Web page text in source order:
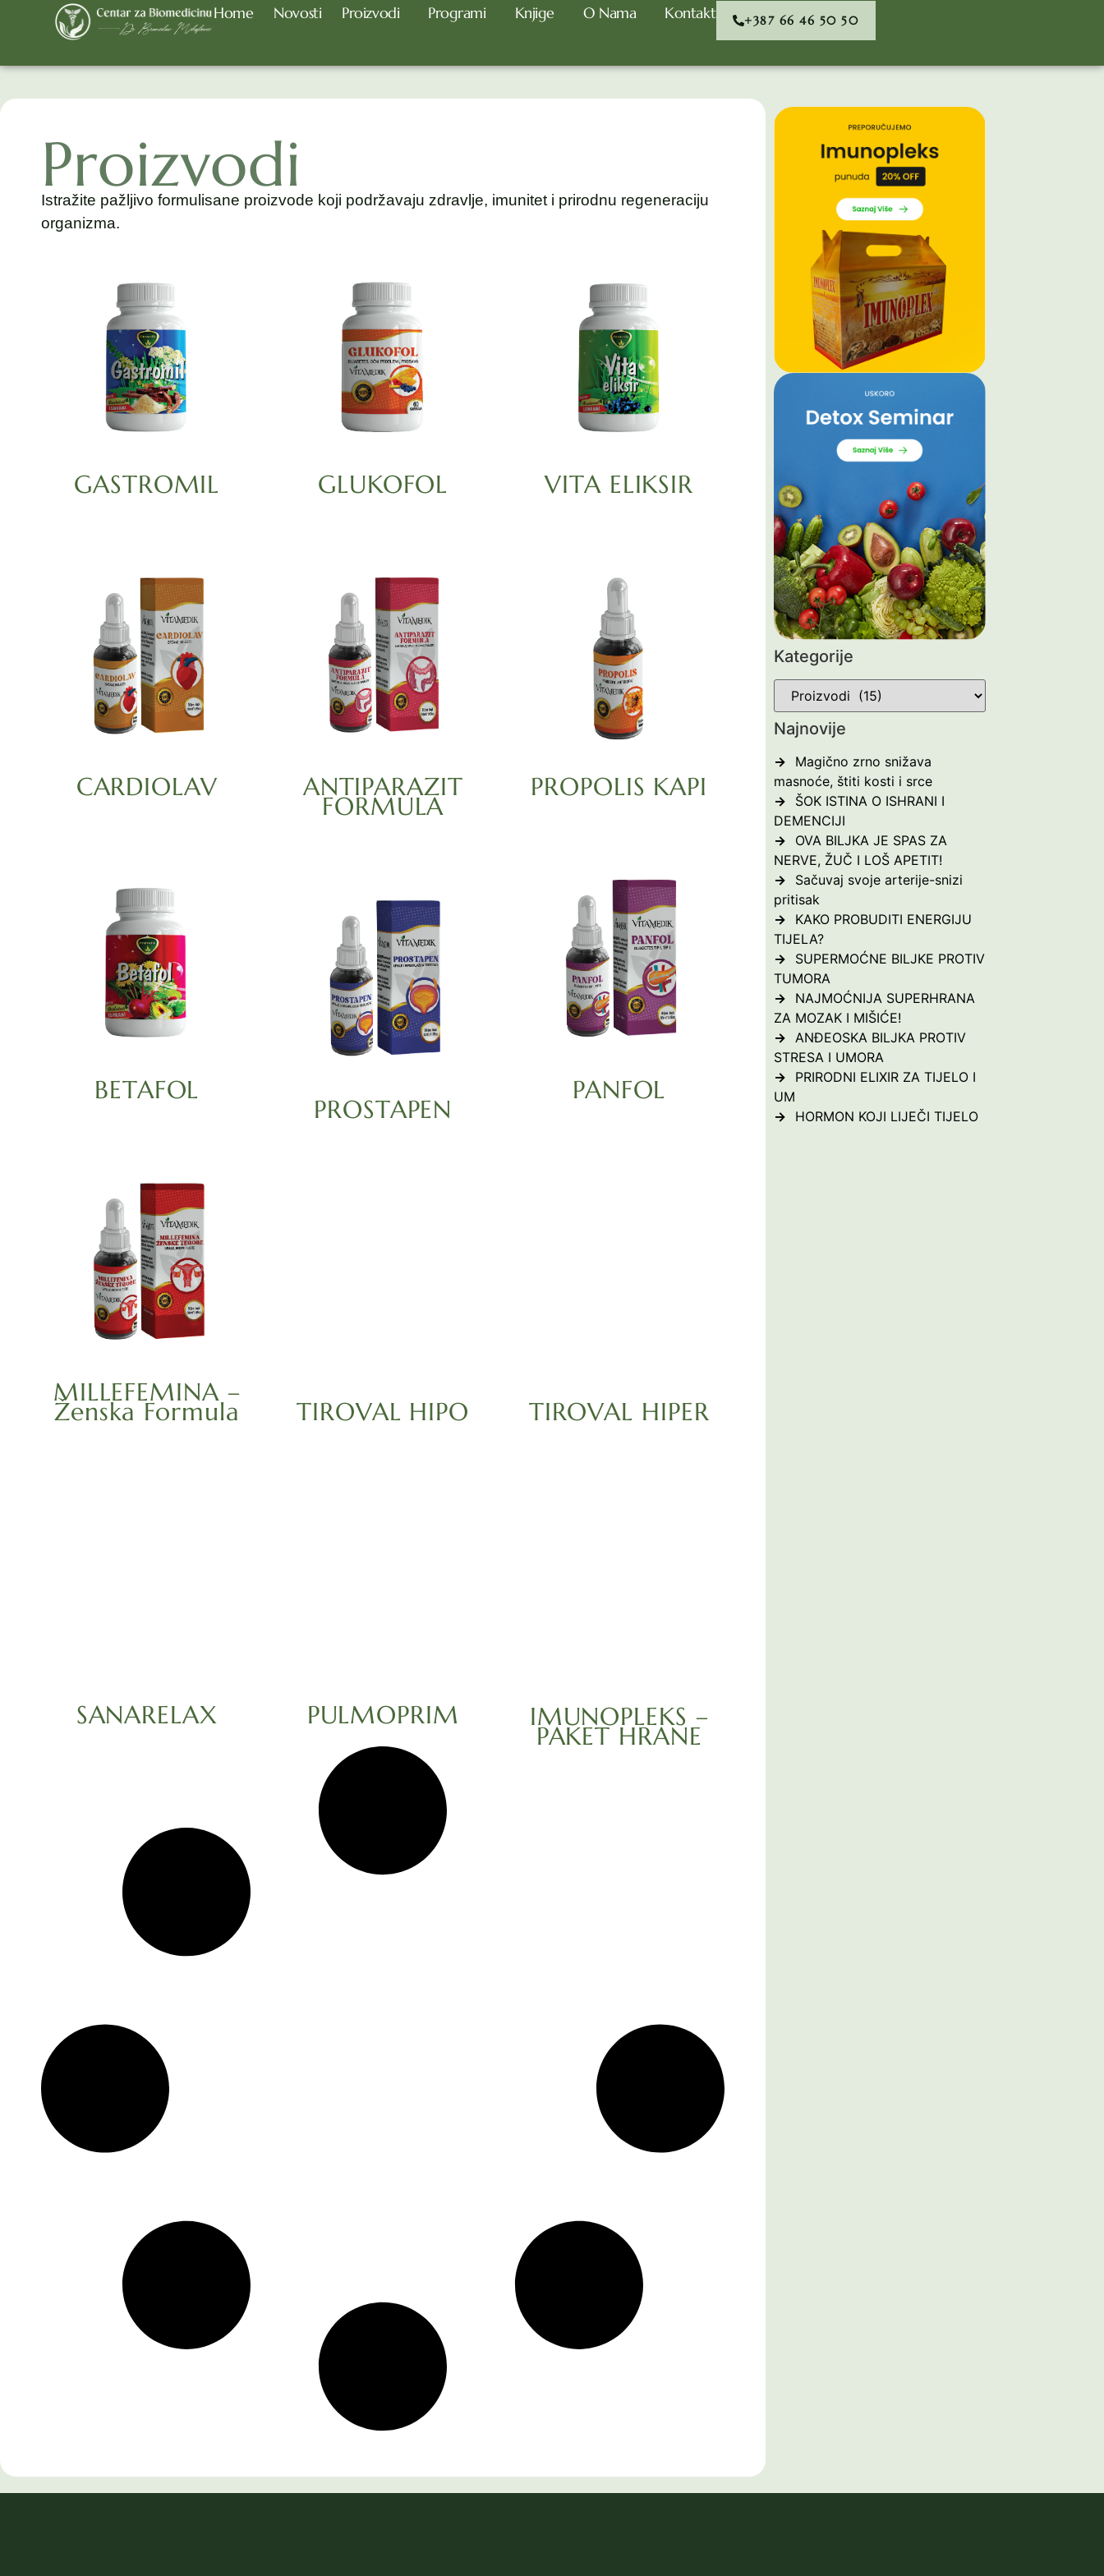
Home Novosti Proizvodi Programi Knjige O Nama Kontakt +387 66 46 50 50
Proizvodi
Istražite pažljivo formulisane proizvode koji podržavaju zdravlje, imunitet i prirodnu regeneraciju
organizma.
GASTROMIL GLUKOFOL VITA ELIKSIR
CARDIOLAV ANTIPARAZIT
FORMULA
PROPOLIS KAPI
BETAFOL
PROSTAPEN
PANFOL
MILLEFEMINA –
Ženska Formula TIROVAL HIPO TIROVAL HIPER
SANARELAX PULMOPRIM IMUNOPLEKS –
PAKET HRANE
Kategorije
Najnovije
Magično zrno snižava
masnoće, štiti kosti i srce
ŠOK ISTINA O ISHRANI I
DEMENCIJI
OVA BILJKA JE SPAS ZA
NERVE, ŽUČ I LOŠ APETIT!
Sačuvaj svoje arterije-snizi
pritisak
KAKO PROBUDITI ENERGIJU
TIJELA?
SUPERMOĆNE BILJKE PROTIV
TUMORA
NAJMOĆNIJA SUPERHRANA
ZA MOZAK I MIŠIĆE!
ANĐEOSKA BILJKA PROTIV
STRESA I UMORA
PRIRODNI ELIXIR ZA TIJELO I
UM
HORMON KOJI LIJEČI TIJELO